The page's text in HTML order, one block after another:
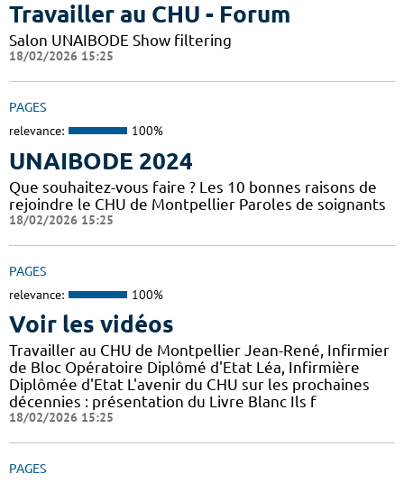
Travailler au CHU - Forum
Salon UNAIBODE Show filtering
18/02/2026 15:25
PAGES
relevance: 100%
UNAIBODE 2024
Que souhaitez-vous faire ? Les 10 bonnes raisons de
rejoindre le CHU de Montpellier Paroles de soignants
18/02/2026 15:25
PAGES
relevance: 100%
Voir les vidéos
Travailler au CHU de Montpellier Jean-René, Infirmier
de Bloc Opératoire Diplômé d'Etat Léa, Infirmière
Diplômée d'Etat L'avenir du CHU sur les prochaines
décennies : présentation du Livre Blanc Ils f
18/02/2026 15:25
PAGES